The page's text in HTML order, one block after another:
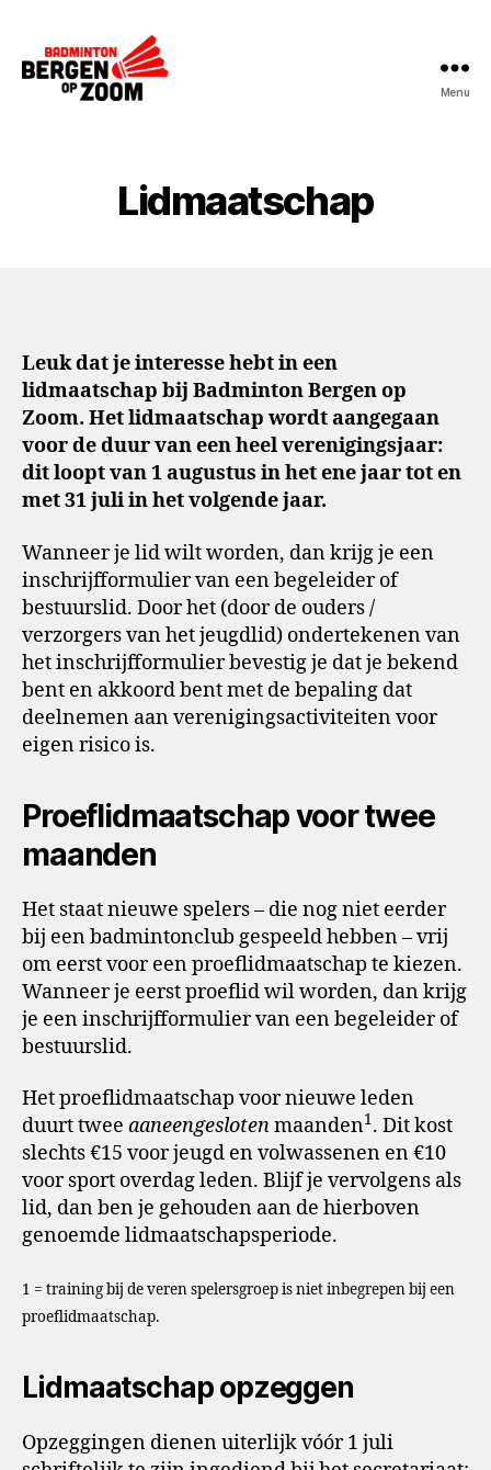
Menu
Lidmaatschap
Leuk dat je interesse hebt in een
lidmaatschap bij Badminton Bergen op
Zoom. Het lidmaatschap wordt aangegaan
voor de duur van een heel verenigingsjaar:
dit loopt van 1 augustus in het ene jaar tot en
met 31 juli in het volgende jaar.
Wanneer je lid wilt worden, dan krijg je een
inschrijfformulier van een begeleider of
bestuurslid. Door het (door de ouders /
verzorgers van het jeugdlid) ondertekenen van
het inschrijfformulier bevestig je dat je bekend
bent en akkoord bent met de bepaling dat
deelnemen aan verenigingsactiviteiten voor
eigen risico is.
Proeflidmaatschap voor twee
maanden
Het staat nieuwe spelers – die nog niet eerder
bij een badmintonclub gespeeld hebben – vrij
om eerst voor een proeflidmaatschap te kiezen.
Wanneer je eerst proeflid wil worden, dan krijg
je een inschrijfformulier van een begeleider of
bestuurslid.
Het proeflidmaatschap voor nieuwe leden
duurt twee aaneengeslotenmaanden1. Dit kost
slechts €15 voor jeugd en volwassenen en €10
voor sport overdag leden. Blijf je vervolgens als
lid, dan ben je gehouden aan de hierboven
genoemde lidmaatschapsperiode.
1 = training bij de veren spelersgroep is niet inbegrepen bij een
proeflidmaatschap.
Lidmaatschap opzeggen
Opzeggingen dienen uiterlijk vóór 1 juli